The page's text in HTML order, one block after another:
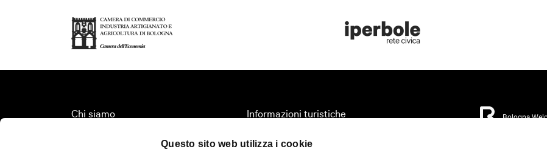
Questo sito web utilizza i cookie
Chi siamo
Informazioni turistiche
Bologna